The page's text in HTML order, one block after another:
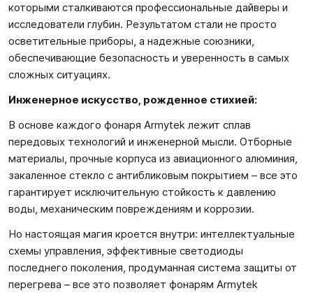
которыми сталкиваются профессиональные дайверы и
исследователи глубин. Результатом стали не просто
осветительные приборы, а надежные союзники,
обеспечивающие безопасность и уверенность в самых
сложных ситуациях.
Инженерное искусство, рожденное стихией:
В основе каждого фонаря Armytek лежит сплав
передовых технологий и инженерной мысли. Отборные
материалы, прочные корпуса из авиационного алюминия,
закаленное стекло с антибликовым покрытием – все это
гарантирует исключительную стойкость к давлению
воды, механическим повреждениям и коррозии.
Но настоящая магия кроется внутри: интеллектуальные
схемы управления, эффективные светодиоды
последнего поколения, продуманная система защиты от
перегрева – все это позволяет фонарям Armytek